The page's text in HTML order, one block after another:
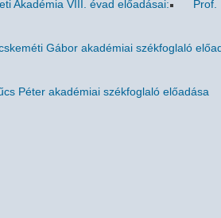
Akadémia VIII. évad előadásai: Prof.
Gábor akadémiai székfoglaló
Péter akadémiai székfoglaló előadása